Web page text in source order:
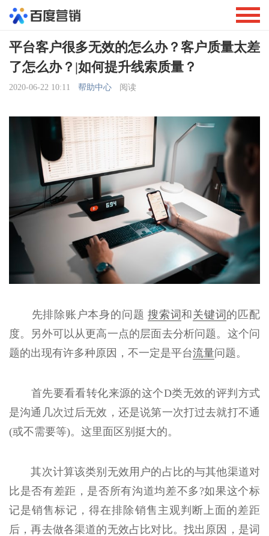
平台客户很多无效的怎么办？客户质量太差
了怎么办？|如何提升线索质量？
2020-06-22 10:11 帮助中心 阅读
先排除账户本身的问题搜索词和关键词 的匹配
度。另外可以从更高一点的层面去分析问题。这个问
题的出现有许多种原因，不一定是平台流量问题。
首先要看看转化来源的这个D类无效的评判方式
是沟通几次过后无效，还是说第一次打过去就打不通
(或不需要等)。这里面区别挺大的。
其次计算该类别无效用户的占比的与其他渠道对
比是否有差距，是否所有沟道均差不多?如果这个标
记是销售标记，得在排除销售主观判断上面的差距
后，再去做各渠道的无效占比对比。找出原因，是词